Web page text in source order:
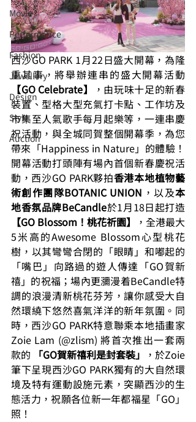
⁠⁠Movie
⁠⁠Performance
⁠Fashion
⁠⁠Jewellery
Design
Style
Auction
西沙GO PARK 1月22日盛大開幕，為隆
重其事，將舉辦連串的盛大開幕活動
【GO Celebrate】
，由玩味十足的新春
裝置、型格大型充氣打卡點、工作坊及
市集至人氣歌手每月起樂等，一連串慶
祝活動，與全城同賀整個開幕季，為您
帶來「Happiness in Nature」的體驗！
開幕活動打頭陣有場內首個新春慶祝活
動，西沙GO PARK夥拍香港本地植物藝
術創作團隊BOTANIC UNION ，以及本
地香氛品牌BeCandle於1月18日起打造
【GO Blossom！桃花祈園】
，全港最大
5米高的Awesome Blossom心型桃花
樹，以其彎彎合閉的「眼睛」和嘟起的
「嘴巴」向路過的遊人傳達「GO賀新
禧」的祝福；場內更瀰漫着BeCandle特
調的浪漫清新桃花芬芳，讓你感受大自
然環繞下悠然喜氣洋洋的新年氛圍。同
時，西沙GO PARK特意聯乘本地插畫家
Zoie Lam (@zlism) 將首次推出一套兩
款的
「GO賀新禧利是封套裝」
，於Zoie
筆下呈現西沙GO PARK獨有的大自然環
境及特有運動設施元素，突顯西沙的生
態活力，祝願各位新一年都福星「GO」
照！